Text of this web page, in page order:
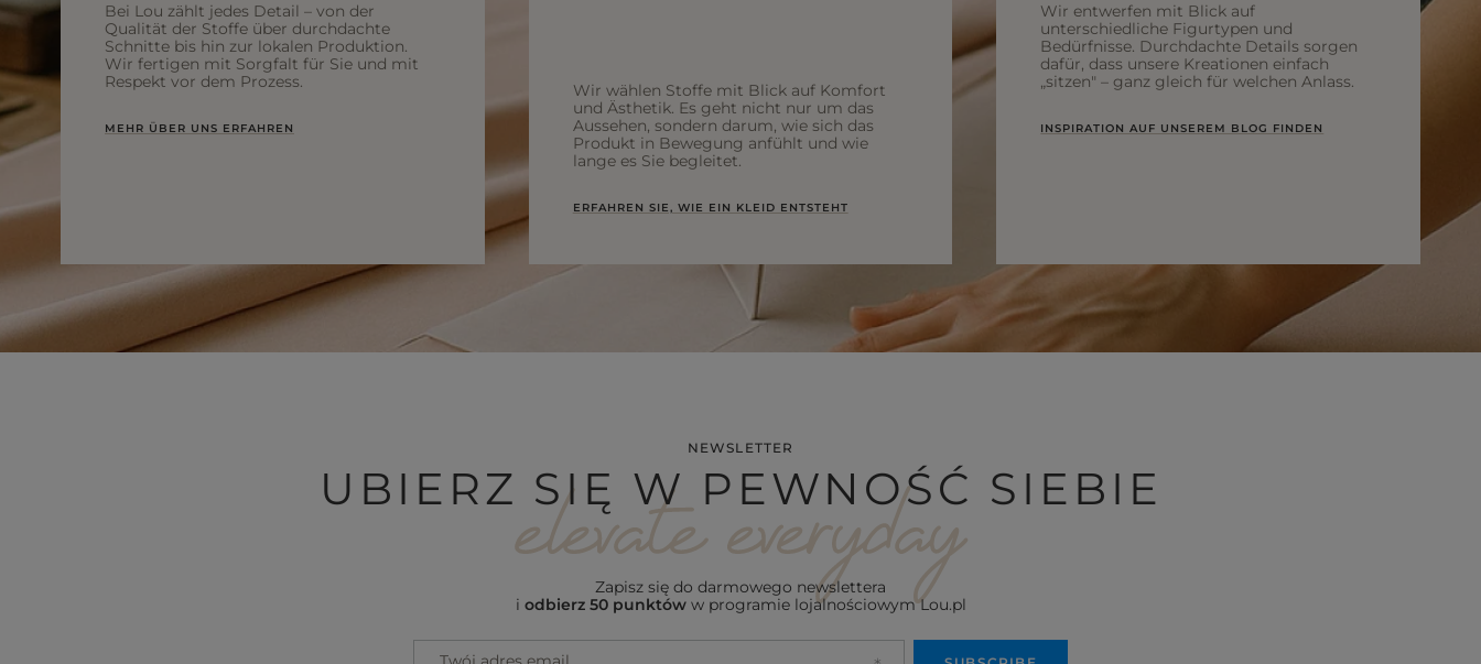
Bei Lou zählt jedes Detail – von der
Qualität der Stoffe über durchdachte
Schnitte bis hin zur lokalen Produktion.
Wir fertigen mit Sorgfalt für Sie und mit
Respekt vor dem Prozess.
MEHR ÜBER UNS ERFAHREN
Wir wählen Stoffe mit Blick auf Komfort
und Ästhetik. Es geht nicht nur um das
Aussehen, sondern darum, wie sich das
Produkt in Bewegung anfühlt und wie
lange es Sie begleitet.
ERFAHREN SIE, WIE EIN KLEID ENTSTEHT
Wir entwerfen mit Blick auf
unterschiedliche Figurtypen und
Bedürfnisse. Durchdachte Details sorgen
dafür, dass unsere Kreationen einfach
„sitzen" – ganz gleich für welchen Anlass.
INSPIRATION AUF UNSEREM BLOG FINDEN
NEWSLETTER
UBIERZ SIĘ W PEWNOŚĆ SIEBIE
Zapisz się do darmowego newslettera
i odbierz 50 punktóww programie lojalnościowym Lou.pl